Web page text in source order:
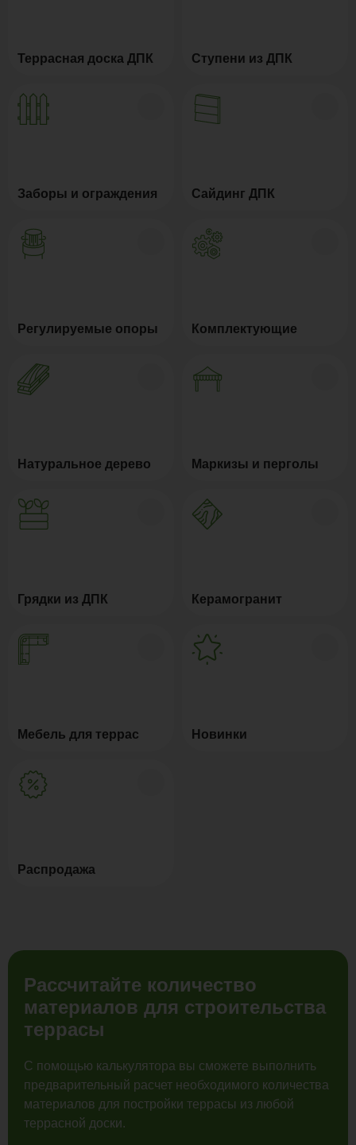
Террасная доска ДПК Ступени из ДПК
Заборы и ограждения Сайдинг ДПК
Регулируемые опоры Комплектующие
Натуральное дерево Маркизы и перголы
Грядки из ДПК Керамогранит
Мебель для террас Новинки
Распродажа
Рассчитайте количество
материалов для строительства
террасы
С помощью калькулятора вы сможете выполнить
предварительный расчет необходимого количества
материалов для постройки террасы из любой
террасной доски.